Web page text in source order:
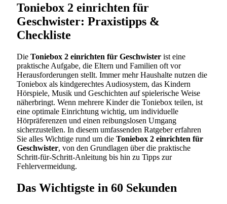
Toniebox 2 einrichten für
Geschwister: Praxistipps &
Checkliste
Die Toniebox 2 einrichten für Geschwister ist eine
praktische Aufgabe, die Eltern und Familien oft vor
Herausforderungen stellt. Immer mehr Haushalte nutzen die
Toniebox als kindgerechtes Audiosystem, das Kindern
Hörspiele, Musik und Geschichten auf spielerische Weise
näherbringt. Wenn mehrere Kinder die Toniebox teilen, ist
eine optimale Einrichtung wichtig, um individuelle
Hörpräferenzen und einen reibungslosen Umgang
sicherzustellen. In diesem umfassenden Ratgeber erfahren
Sie alles Wichtige rund um die Toniebox 2 einrichten für
Geschwister, von den Grundlagen über die praktische
Schritt-für-Schritt-Anleitung bis hin zu Tipps zur
Fehlervermeidung.
Das Wichtigste in 60 Sekunden